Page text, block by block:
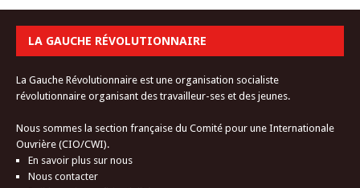
LA GAUCHE RÉVOLUTIONNAIRE
La Gauche Révolutionnaire est une organisation socialiste
révolutionnaire organisant des travailleur-ses et des jeunes.
Nous sommes la section française du Comité pour une Internationale
Ouvrière (CIO/CWI).
En savoir plus sur nous
Nous contacter